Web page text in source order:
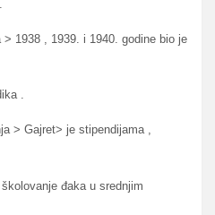
1938 , 1939. i 1940. godine bio je
.
> Gajret> je stipendijama ,
đaka u srednjim